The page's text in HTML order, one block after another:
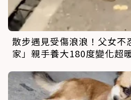
散步遇見受傷浪浪！父女不
家」親手養大180度變化超